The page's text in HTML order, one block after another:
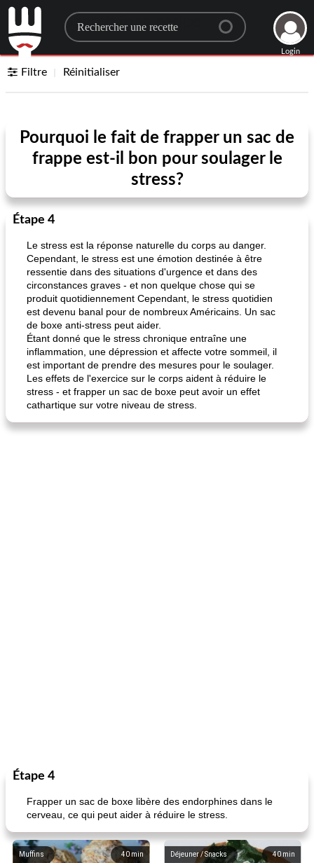
Search for a recipe
Login
Filtre Réinitialiser
Pourquoi le fait de frapper un sac de
frappe est-il bon pour soulager le
stress?
Étape 4
Le stress est la réponse naturelle du corps au danger.
Cependant, le stress est une émotion destinée à être
ressentie dans des situations d'urgence et dans des
circonstances graves - et non quelque chose qui se
produit quotidiennement Cependant, le stress quotidien
est devenu banal pour de nombreux Américains. Un sac
de boxe anti-stress peut aider.
Étant donné que le stress chronique entraîne une
inflammation, une dépression et affecte votre sommeil, il
est important de prendre des mesures pour le soulager.
Les effets de l'exercice sur le corps aident à réduire le
stress - et frapper un sac de boxe peut avoir un effet
cathartique sur votre niveau de stress.
Étape 4
Frapper un sac de boxe libère des endorphines dans le
cerveau, ce qui peut aider à réduire le stress.
40 min
Muffins 40 min
Déjeuner / Snacks